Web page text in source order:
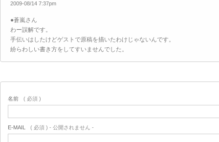
2009-08/14 7:37pm
●蒼嵐さん
わー誤解です。
手伝いはしたけどゲストで原稿を描いたわけじゃないんです。
紛らわしい書き方をしてすいませんでした。
名前 ( 必須 )
E-MAIL ( 必須 ) - 公開されません -